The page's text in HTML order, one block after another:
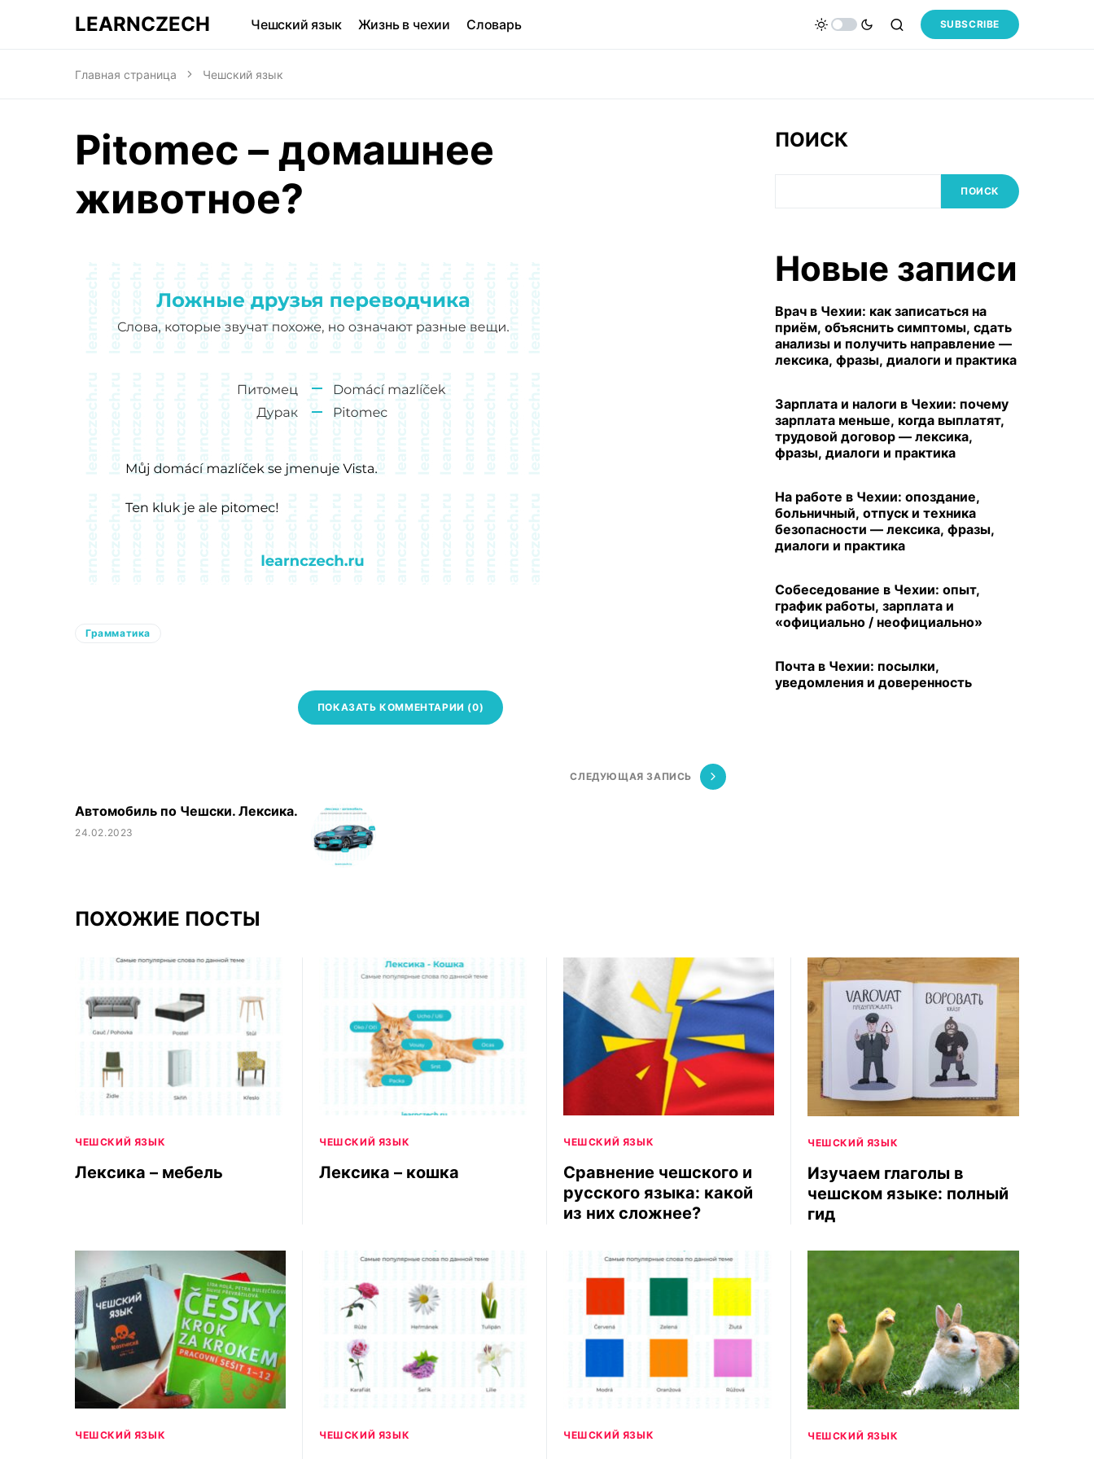
LEARNCZECH Чешский язык Жизнь в чехии Словарь SUBSCRIBE
Главная страница Чешский язык
Pitomec – домашнее
животное?
Грамматика
ПОКАЗАТЬ КОММЕНТАРИИ (0)
СЛЕДУЮЩАЯ ЗАПИСЬ
Автомобиль по Чешски. Лексика.
24.02.2023
ПОИСК
ПОИСК
Новые записи
Врач в Чехии: как записаться на
приём, объяснить симптомы, сдать
анализы и получить направление —
лексика, фразы, диалоги и практика
Зарплата и налоги в Чехии: почему
зарплата меньше, когда выплатят,
трудовой договор — лексика,
фразы, диалоги и практика
На работе в Чехии: опоздание,
больничный, отпуск и техника
безопасности — лексика, фразы,
диалоги и практика
Собеседование в Чехии: опыт,
график работы, зарплата и
«официально / неофициально»
Почта в Чехии: посылки,
уведомления и доверенность
ПОХОЖИЕ ПОСТЫ
ЧЕШСКИЙ ЯЗЫК
Лексика – мебель
ЧЕШСКИЙ ЯЗЫК
Лексика – кошка
ЧЕШСКИЙ ЯЗЫК
Сравнение чешского и
русского языка: какой
из них сложнее?
ЧЕШСКИЙ ЯЗЫК
Изучаем глаголы в
чешском языке: полный
гид
ЧЕШСКИЙ ЯЗЫК ЧЕШСКИЙ ЯЗЫК ЧЕШСКИЙ ЯЗЫК ЧЕШСКИЙ ЯЗЫК